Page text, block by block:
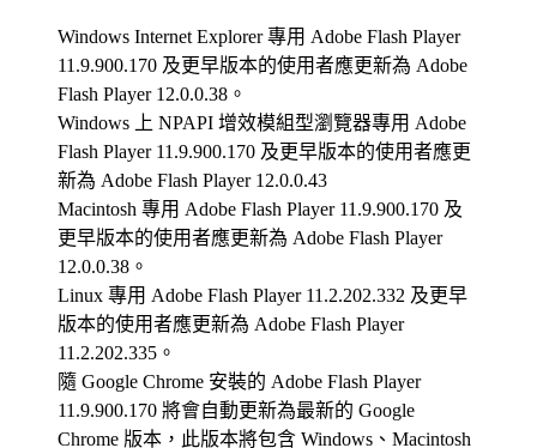
Windows Internet Explorer 專用 Adobe Flash Player
11.9.900.170 及更早版本的使用者應更新為 Adobe
Flash Player 12.0.0.38。
Windows 上 NPAPI 增效模組型瀏覽器專用 Adobe
Flash Player 11.9.900.170 及更早版本的使用者應更
新為 Adobe Flash Player 12.0.0.43
Macintosh 專用 Adobe Flash Player 11.9.900.170 及
更早版本的使用者應更新為 Adobe Flash Player
12.0.0.38。
Linux 專用 Adobe Flash Player 11.2.202.332 及更早
版本的使用者應更新為 Adobe Flash Player
11.2.202.335。
隨 Google Chrome 安裝的 Adobe Flash Player
11.9.900.170 將會自動更新為最新的 Google
Chrome 版本，此版本將包含 Windows、Macintosh